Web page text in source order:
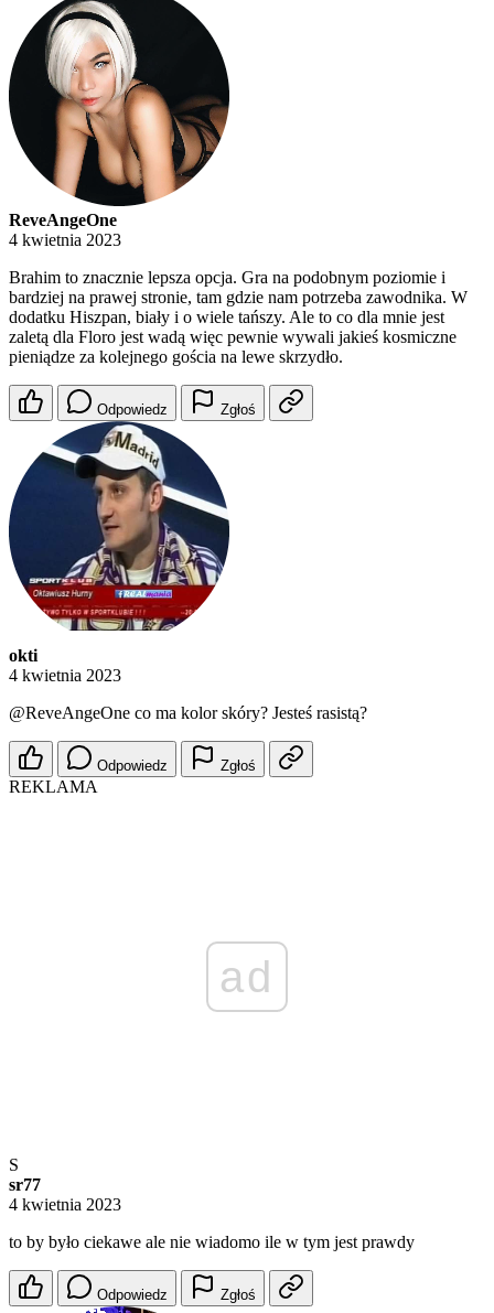
ReveAngeOne
4 kwietnia 2023
Brahim to znacznie lepsza opcja. Gra na podobnym poziomie i
bardziej na prawej stronie, tam gdzie nam potrzeba zawodnika. W
dodatku Hiszpan, biały i o wiele tańszy. Ale to co dla mnie jest
zaletą dla Floro jest wadą więc pewnie wywali jakieś kosmiczne
pieniądze za kolejnego gościa na lewe skrzydło.
Odpowiedz Zgłoś
okti
4 kwietnia 2023
@ReveAngeOne co ma kolor skóry? Jesteś rasistą?
Odpowiedz Zgłoś
REKLAMA
ad
S
sr77
4 kwietnia 2023
to by było ciekawe ale nie wiadomo ile w tym jest prawdy
Odpowiedz Zgłoś